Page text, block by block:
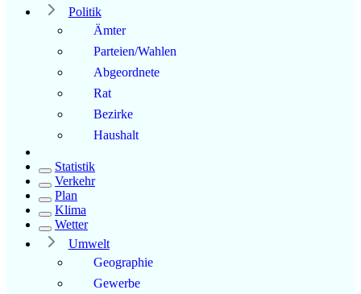
Politik
Ämter
Parteien/Wahlen
Abgeordnete
Rat
Bezirke
Haushalt
Statistik
Verkehr
Plan
Klima
Wetter
Umwelt
Geographie
Gewerbe